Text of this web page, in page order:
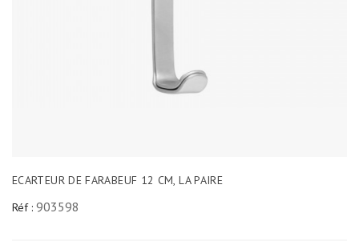
ECARTEUR DE FARABEUF 12 CM, LA PAIRE
Réf : 903598